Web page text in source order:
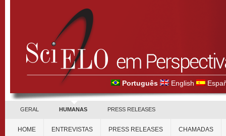
Português English
GERAL HUMANAS PRESS RELEASES
HOME ENTREVISTAS PRESS RELEASES CHAMADAS